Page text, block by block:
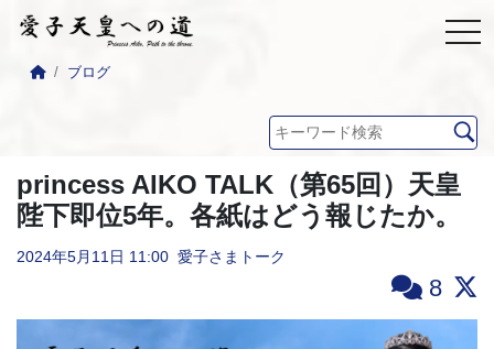
ブログ
princess AIKO TALK（第65回）天皇
陛下即位5年。各紙はどう報じたか。
2024年5月11日 11:00 愛子さまトーク
8